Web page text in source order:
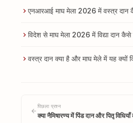
एनआरआई माघ मेला 2026 में वस्त्र
विदेश से माघ मेला 2026 में विद्या दान
वस्त्र दान क्या है और माघ मेले में यह क्यों
पिछला प्रश्न
क्या नैमिषारण्य में पिंड दान और पितृ